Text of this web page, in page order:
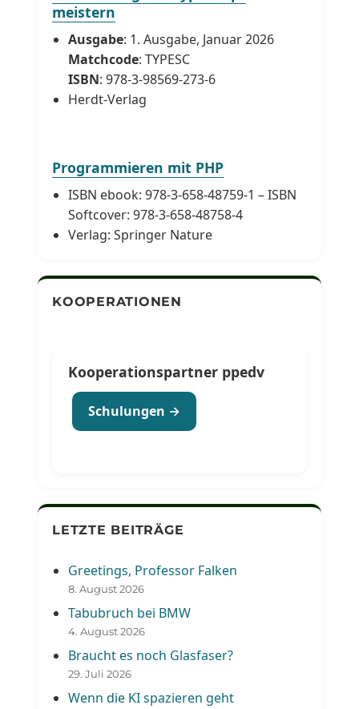
meistern
Ausgabe: 1. Ausgabe, Januar 2026
Matchcode: TYPESC
ISBN: 978-3-98569-273-6
Herdt-Verlag
Programmieren mit PHP
ISBN ebook: 978-3-658-48759-1 – ISBN
Softcover: 978-3-658-48758-4
Verlag: Springer Nature
KOOPERATIONEN
Kooperationspartner ppedv
Schulungen →
LETZTE BEITRÄGE
Greetings, Professor Falken
8. August 2026
Tabubruch bei BMW
4. August 2026
Braucht es noch Glasfaser?
29. Juli 2026
Wenn die KI spazieren geht